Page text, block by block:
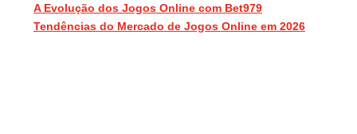
A Evolução dos Jogos Online com Bet979
Tendências do Mercado de Jogos Online em 2026